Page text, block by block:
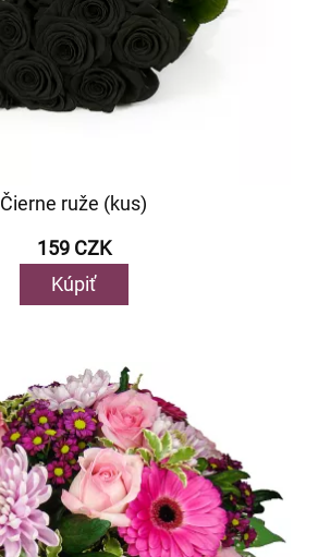
Čierne ruže (kus)
159 CZK
Kúpiť